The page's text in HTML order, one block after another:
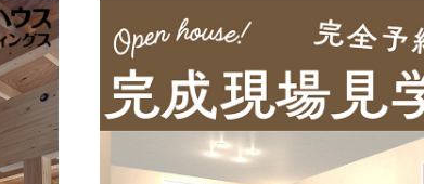
徳島
高知
長崎
沖縄